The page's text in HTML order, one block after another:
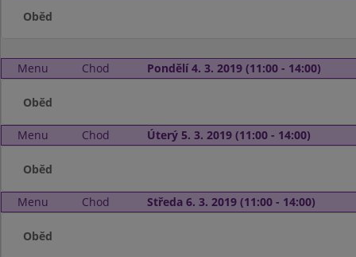
Oběd
Menu Chod Pondělí 4. 3. 2019 (11:00 - 14:00)
Oběd
Menu Chod Úterý 5. 3. 2019 (11:00 - 14:00)
Oběd
Menu Chod Středa 6. 3. 2019 (11:00 - 14:00)
Oběd